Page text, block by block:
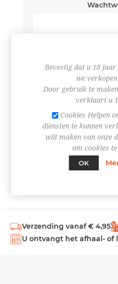
Wachtwoord
Verzending vanaf € 4,95
U ontvangt het afhaal- of
Bevestig dat u 18
we verkopen
Door gebruik te
verklaart u
Cookies Helpen
diensten te kunnen
wilt maken van onze
om cookies
OK